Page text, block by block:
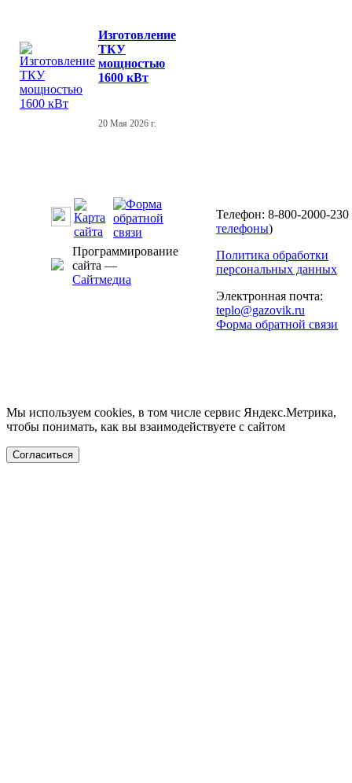
Изготовление
ТКУ
мощностью
1600 кВт
20 Мая 2026 г.
Программирование
сайта —
Сайтмедиа
Телефон: 8-800-2000-230
телефоны)
Политика обработки
персональных данных
Электронная почта:
teplo@gazovik.ru
Форма обратной связи
Мы используем cookies, в том числе сервис Яндекс.Метрика,
чтобы понимать, как вы взаимодействуете с сайтом
Согласиться